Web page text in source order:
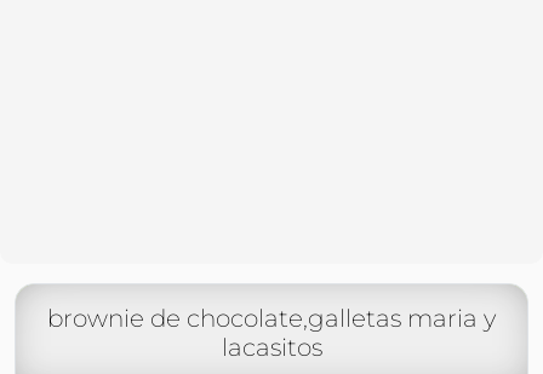
brownie de chocolate,galletas maria y
lacasitos